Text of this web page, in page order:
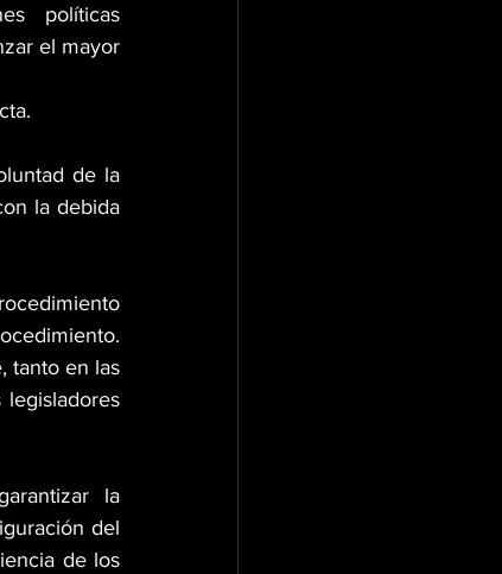
políticas
el mayor
de la
la debida
tanto en las
la
del
de los